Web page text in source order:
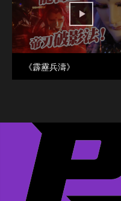
《霹靂兵濤》